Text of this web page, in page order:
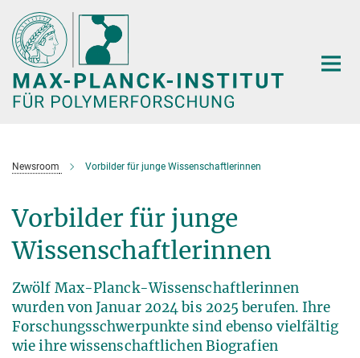
Hauptinhalt
Newsroom Vorbilder für junge Wissenschaftlerinnen
Vorbilder für junge
Wissenschaftlerinnen
Zwölf Max-Planck-Wissenschaftlerinnen
wurden von Januar 2024 bis 2025 berufen. Ihre
Forschungsschwerpunkte sind ebenso vielfältig
wie ihre wissenschaftlichen Biografien